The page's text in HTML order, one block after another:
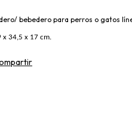
bebedero para perros o gatos
x 34,5 x 17 cm.